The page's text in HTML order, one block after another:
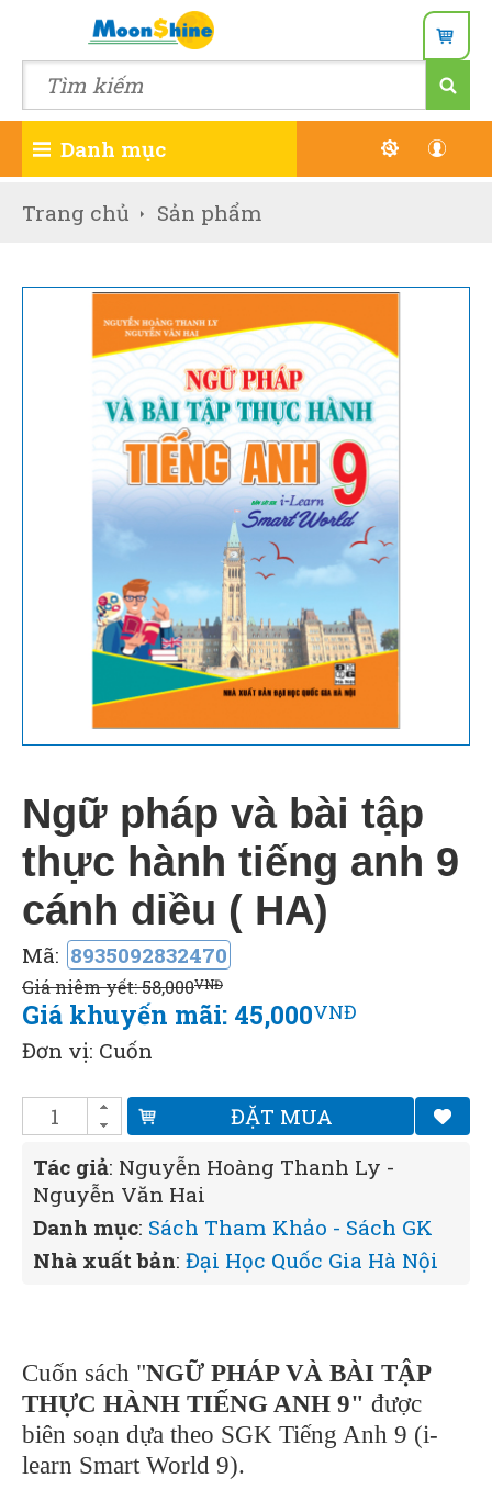
Danh mục
Trang chủ Sản phẩm
Ngữ pháp và bài tập
thực hành tiếng anh 9
cánh diều ( HA)
Mã: 8935092832470
Giá niêm yết: 58,000VNĐ
Giá khuyến mãi: 45,000VNĐ
Đơn vị: Cuốn
ĐẶT MUA
Tác giả: Nguyễn Hoàng Thanh Ly -
Nguyễn Văn Hai
Danh mục: Sách Tham Khảo - Sách GK
Nhà xuất bản: Đại Học Quốc Gia Hà Nội
Cuốn sách "NGỮ PHÁP VÀ BÀI TẬP
THỰC HÀNH TIẾNG ANH 9" được
biên soạn dựa theo SGK Tiếng Anh 9 (i-
learn Smart World 9).